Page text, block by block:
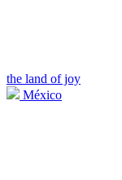
the land of joy
México